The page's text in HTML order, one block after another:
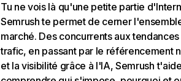
Tu ne vois là qu'une petite partie
Semrush te permet de cerner
marché. Des concurrents aux
trafic, en passant par le référencement
et la visibilité grâce à l'IA, Semrush